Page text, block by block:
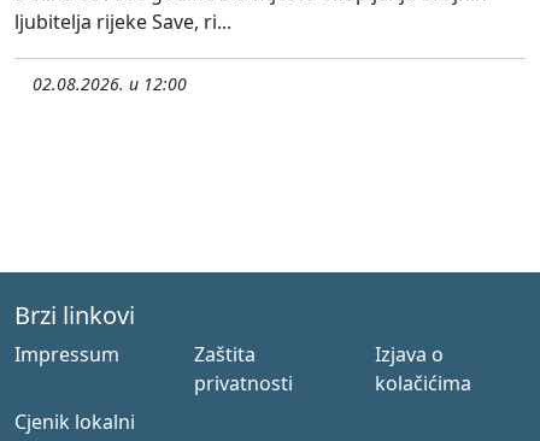
ljubitelja rijeke Save, ri...
02.08.2026. u 12:00
Brzi linkovi
Impressum
Zaštita
privatnosti
Izjava o
kolačićima
Cjenik lokalni